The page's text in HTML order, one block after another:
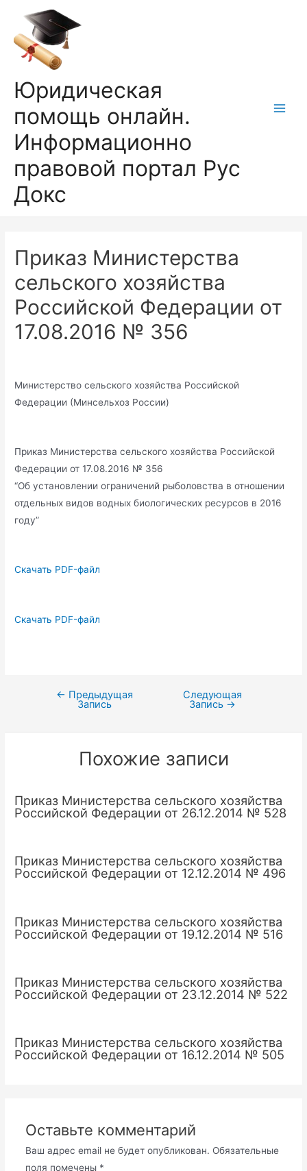
содержимому
Юридическая
помощь онлайн.
Информационно
правовой портал Рус
Докс
Приказ Министерства
сельского хозяйства
Российской Федерации от
17.08.2016 № 356
Министерство сельского хозяйства Российской
Федерации (Минсельхоз России)
Приказ Министерства сельского хозяйства Российской
Федерации от 17.08.2016 № 356
“Об установлении ограничений рыболовства в отношении
отдельных видов водных биологических ресурсов в 2016
году”
Скачать PDF-файл
Скачать PDF-файл
Навигация
записям
← Предыдущая
Запись
Следующая
Запись →
Похожие записи
Приказ Министерства сельского хозяйства
Российской Федерации от 26.12.2014 № 528
Приказ Министерства сельского хозяйства
Российской Федерации от 12.12.2014 № 496
Приказ Министерства сельского хозяйства
Российской Федерации от 19.12.2014 № 516
Приказ Министерства сельского хозяйства
Российской Федерации от 23.12.2014 № 522
Приказ Министерства сельского хозяйства
Российской Федерации от 16.12.2014 № 505
Оставьте комментарий
Ваш адрес email не будет опубликован. Обязательные
поля помечены *